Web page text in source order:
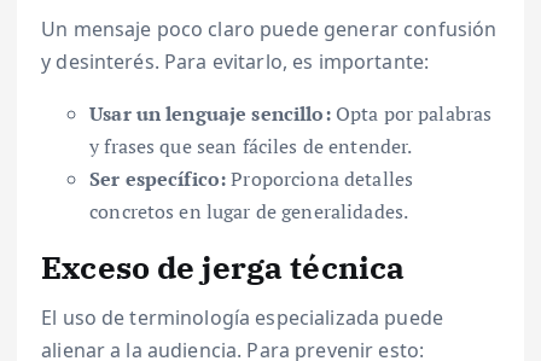
Un mensaje poco claro puede generar confusión
y desinterés. Para evitarlo, es importante:
Usar un lenguaje sencillo:Opta por palabras
y frases que sean fáciles de entender.
Ser específico:Proporciona detalles
concretos en lugar de generalidades.
Exceso de jerga técnica
El uso de terminología especializada puede
alienar a la audiencia. Para prevenir esto: